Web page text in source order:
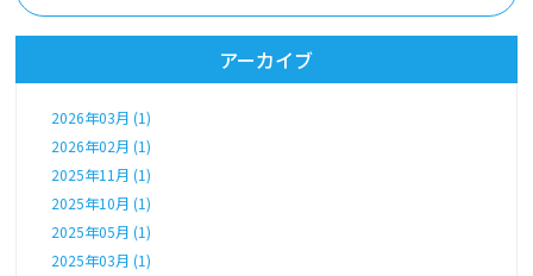
アーカイブ
2026年03月 (1)
2026年02月 (1)
2025年11月 (1)
2025年10月 (1)
2025年05月 (1)
2025年03月 (1)